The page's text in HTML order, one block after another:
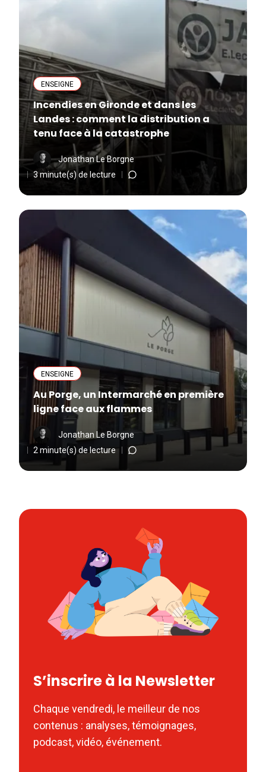
ENSEIGNE
Incendies en Gironde et dans les
Landes : comment la distribution a
tenu face à la catastrophe
Jonathan Le Borgne
3 minute(s) de lecture
ENSEIGNE
Au Porge, un Intermarché en première
ligne face aux flammes
Jonathan Le Borgne
2 minute(s) de lecture
S’inscrire à la Newsletter
Chaque vendredi, le meilleur de nos
contenus : analyses, témoignages,
podcast, vidéo, événement.